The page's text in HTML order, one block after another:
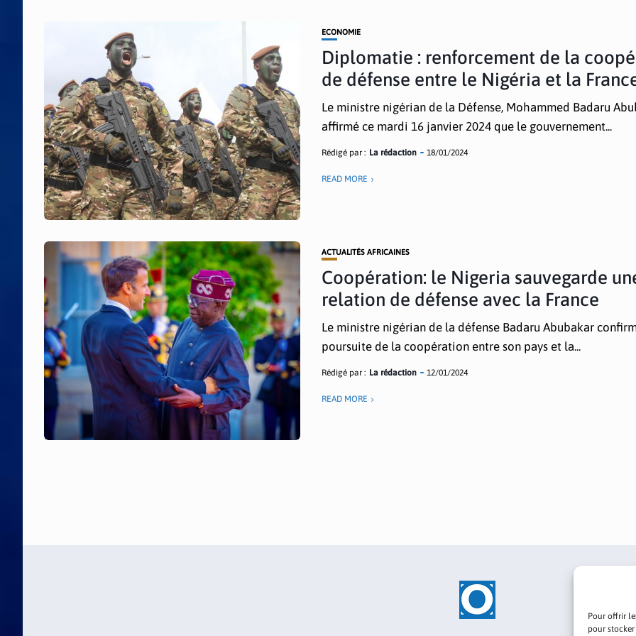
Pour offrir
pour
ECONOMIE
Diplomatie : renforcement de la
de défense entre le Nigéria et la
Le ministre nigérian de la Défense, Mohammed Badaru
affirmé ce mardi 16 janvier 2024 que le gouvernement...
Rédigé par : La rédaction 18/01/2024
READ MORE
ACTUALITÉS AFRICAINES
Coopération: le Nigeria sauvegarde
relation de défense avec la France
Le ministre nigérian de la défense Badaru Abubakar
poursuite de la coopération entre son pays et la...
Rédigé par : La rédaction 12/01/2024
READ MORE